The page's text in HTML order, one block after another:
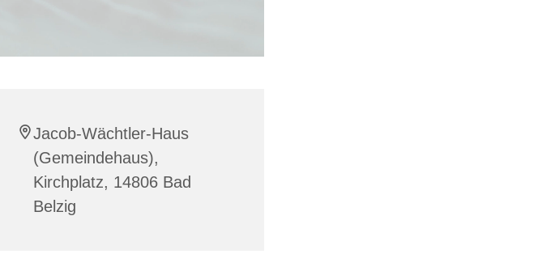
Jacob-Wächtler-Haus
(Gemeindehaus),
Kirchplatz, 14806 Bad
Belzig